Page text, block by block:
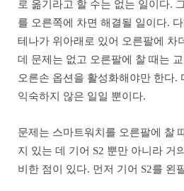
로 옮기라고 할 수는 없는 일이다.
를 오른쪽에 차면 해결될 일이다.
테나가 위아래로 있어 오른팔에 차
데 문제는 없고 오른팔에 찰 때는
오른손 옵션을 활성화해야만 한다.
익숙하지 않은 일일 뿐이다.
문제는 스마트워치를 오른팔에 찰
지 있는 데 기어 S2 뿐만 아니라 거
비한 점이 있다. 먼저 기어 S2를 왼